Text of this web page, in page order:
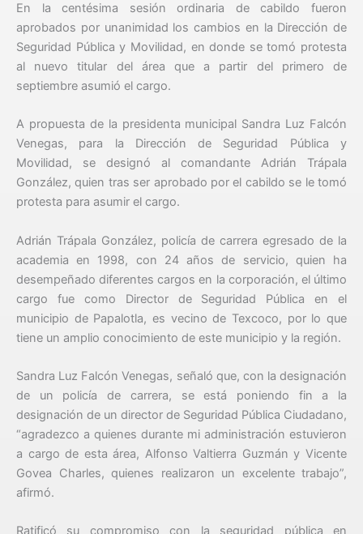
En la centésima sesión ordinaria de cabildo fueron
aprobados por unanimidad los cambios en la Dirección de
Seguridad Pública y Movilidad, en donde se tomó protesta
al nuevo titular del área que a partir del primero de
septiembre asumió el cargo.
A propuesta de la presidenta municipal Sandra Luz Falcón
Venegas, para la Dirección de Seguridad Pública y
Movilidad, se designó al comandante Adrián Trápala
González, quien tras ser aprobado por el cabildo se le tomó
protesta para asumir el cargo.
Adrián Trápala González, policía de carrera egresado de la
academia en 1998, con 24 años de servicio, quien ha
desempeñado diferentes cargos en la corporación, el último
cargo fue como Director de Seguridad Pública en el
municipio de Papalotla, es vecino de Texcoco, por lo que
tiene un amplio conocimiento de este municipio y la región.
Sandra Luz Falcón Venegas, señaló que, con la designación
de un policía de carrera, se está poniendo fin a la
designación de un director de Seguridad Pública Ciudadano,
“agradezco a quienes durante mi administración estuvieron
a cargo de esta área, Alfonso Valtierra Guzmán y Vicente
Govea Charles, quienes realizaron un excelente trabajo”,
afirmó.
Ratificó su compromiso con la seguridad pública en